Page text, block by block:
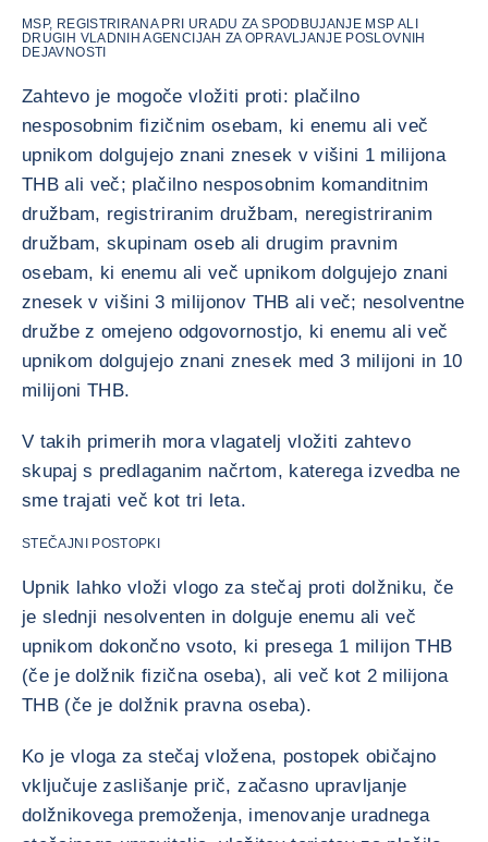
MSP, REGISTRIRANA PRI URADU ZA SPODBUJANJE MSP ALI
DRUGIH VLADNIH AGENCIJAH ZA OPRAVLJANJE POSLOVNIH
DEJAVNOSTI
Zahtevo je mogoče vložiti proti: plačilno
nesposobnim fizičnim osebam, ki enemu ali več
upnikom dolgujejo znani znesek v višini 1 milijona
THB ali več; plačilno nesposobnim komanditnim
družbam, registriranim družbam, neregistriranim
družbam, skupinam oseb ali drugim pravnim
osebam, ki enemu ali več upnikom dolgujejo znani
znesek v višini 3 milijonov THB ali več; nesolventne
družbe z omejeno odgovornostjo, ki enemu ali več
upnikom dolgujejo znani znesek med 3 milijoni in 10
milijoni THB.
V takih primerih mora vlagatelj vložiti zahtevo
skupaj s predlaganim načrtom, katerega izvedba ne
sme trajati več kot tri leta.
STEČAJNI POSTOPKI
Upnik lahko vloži vlogo za stečaj proti dolžniku, če
je slednji nesolventen in dolguje enemu ali več
upnikom dokončno vsoto, ki presega 1 milijon THB
(če je dolžnik fizična oseba), ali več kot 2 milijona
THB (če je dolžnik pravna oseba).
Ko je vloga za stečaj vložena, postopek običajno
vključuje zaslišanje prič, začasno upravljanje
dolžnikovega premoženja, imenovanje uradnega